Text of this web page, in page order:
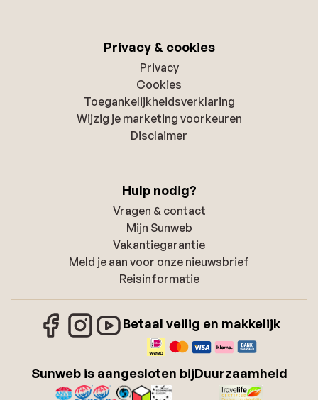
Privacy & cookies
Privacy
Cookies
Toegankelijkheidsverklaring
Wijzig je marketing voorkeuren
Disclaimer
Hulp nodig?
Vragen & contact
Mijn Sunweb
Vakantiegarantie
Meld je aan voor onze nieuwsbrief
Reisinformatie
Betaal veilig en makkelijk
Sunweb is aangesloten bijDuurzaamheid